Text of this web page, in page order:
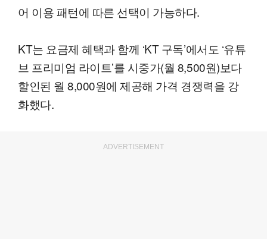
어 이용 패턴에 따른 선택이 가능하다.
KT는 요금제 혜택과 함께 ‘KT 구독’에서도 ‘유튜
브 프리미엄 라이트’를 시중가(월 8,500원)보다
할인된 월 8,000원에 제공해 가격 경쟁력을 강
화했다.
ADVERTISEMENT